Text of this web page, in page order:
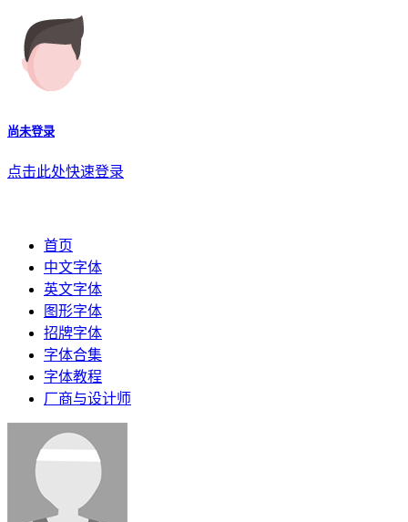
尚未登录
点击此处快速登录
首页
中文字体
英文字体
图形字体
招牌字体
字体合集
字体教程
厂商与设计师